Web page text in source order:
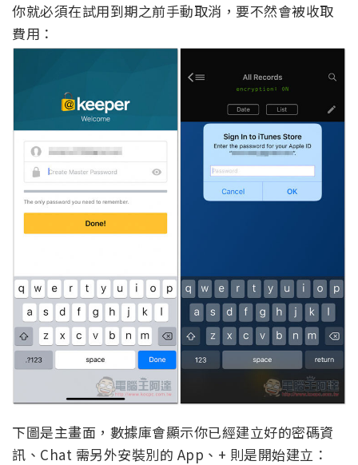
你就必須在試用到期之前手動取消，要不然會被收取
費用：
下圖是主畫面，數據庫會顯示你已經建立好的密碼資
訊、Chat 需另外安裝別的 App、+ 則是開始建立：